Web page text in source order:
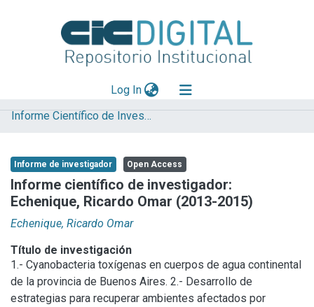
Log In(current)
Explorar
Aportar material
Statistics
Informe Científico de Investigador
Informe de investigador Open Access
Informe científico de investigador:
Echenique, Ricardo Omar (2013-2015)
Echenique, Ricardo Omar
Título de investigación
1.- Cyanobacteria toxígenas en cuerpos de agua continental
de la provincia de Buenos Aires. 2.- Desarrollo de
estrategias para recuperar ambientes afectados por